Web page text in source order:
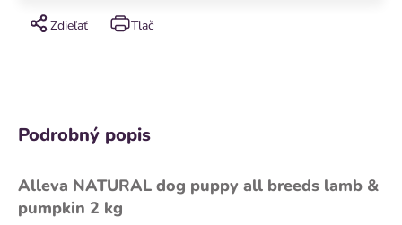
Tlač
Zdieľať
Podrobný popis
Alleva NATURAL dog puppy all breeds lamb &
pumpkin 2 kg